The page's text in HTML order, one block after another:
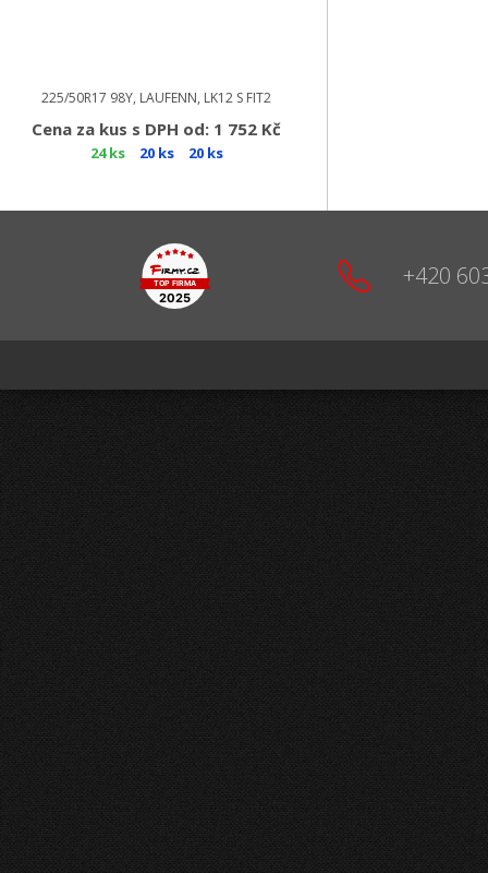
225/50R17 98Y, LAUFENN, LK12 S FIT2
Cena za kus s DPH od: 1 752 Kč
24 ks 20 ks 20 ks
+420